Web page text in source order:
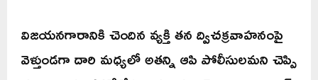
విజయనగారానికి చెందిన వ్యక్తి తన ద్విచక్రవాహనంపై
వెళ్తుండగా దారి మధ్యలో అతన్ని ఆపి పోలీసులమని చెప్పి